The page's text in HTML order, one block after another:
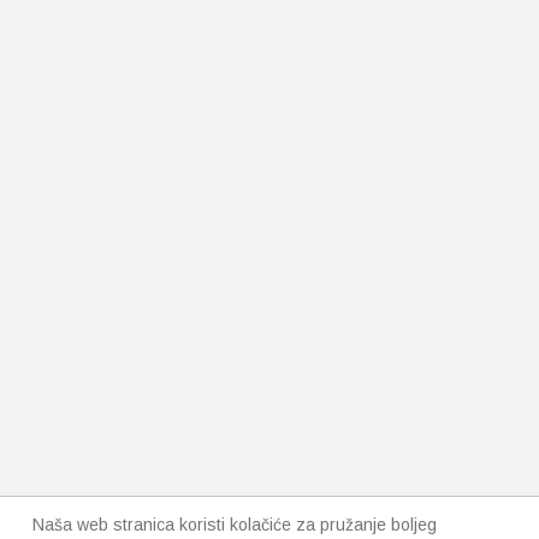
Naša web stranica koristi kolačiće za pružanje boljeg